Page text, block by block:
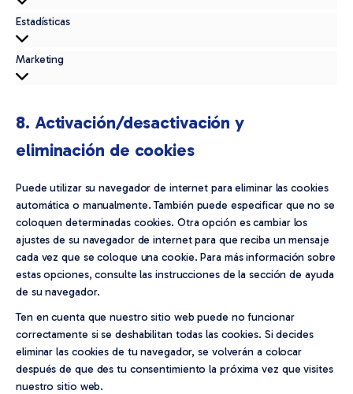
EstadísticasEstadísticas
MarketingMarketing
8. Activación/desactivación y
eliminación de cookies
Puede utilizar su navegador de internet para eliminar las cookies
automática o manualmente. También puede especificar que no se
coloquen determinadas cookies. Otra opción es cambiar los
ajustes de su navegador de internet para que reciba un mensaje
cada vez que se coloque una cookie. Para más información sobre
estas opciones, consulte las instrucciones de la sección de ayuda
de su navegador.
Ten en cuenta que nuestro sitio web puede no funcionar
correctamente si se deshabilitan todas las cookies. Si decides
eliminar las cookies de tu navegador, se volverán a colocar
después de que des tu consentimiento la próxima vez que visites
nuestro sitio web.